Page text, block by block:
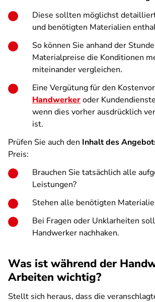
Diese sollten möglichst
und benötigten Materialien
So können Sie anhand der
Materialpreise die Konditionen
miteinander vergleichen.
Eine Vergütung für den
Handwerkeroder
wenn dies vorher ausdrücklich
ist.
Prüfen Sie auch den Inhalt des
Preis:
Brauchen Sie tatsächlich alle
Leistungen?
Stehen alle benötigten
Bei Fragen oder Unklarheiten
Handwerker nachhaken.
Was ist während der
Arbeiten wichtig?
Stellt sich heraus, dass die